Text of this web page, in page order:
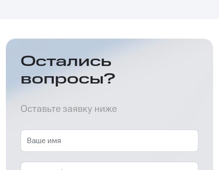
Остались
вопросы?
Оставьте заявку ниже